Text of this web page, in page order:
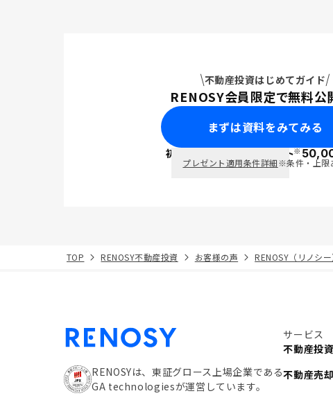
不動産投資はじめてガイド
RENOSY会員限定で無料公
まずは資料をみてみる
初回面談で ポイント※
プレゼント適用条件詳細※条件・上限
TOP RENOSY不動産投資 お客様の声 RENOSY（リノシ
RENOSYは、東証グロース上場企業である
GA technologiesが運営しています。
サービス
不動産投資
不動産売却